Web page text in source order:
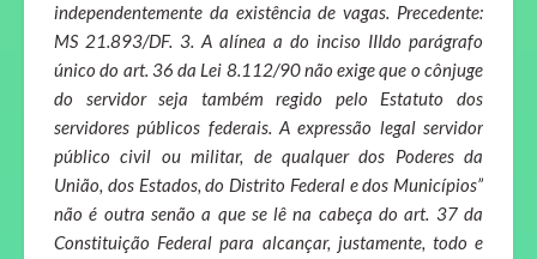
independentemente da existência de vagas. Precedente:
MS 21.893/DF. 3. A alínea a do inciso IIIdo parágrafo
único do art. 36 da Lei 8.112/90 não exige que o cônjuge
do servidor seja também regido pelo Estatuto dos
servidores públicos federais. A expressão legal servidor
público civil ou militar, de qualquer dos Poderes da
União, dos Estados, do Distrito Federal e dos Municípios”
não é outra senão a que se lê na cabeça do art. 37 da
Constituição Federal para alcançar, justamente, todo e